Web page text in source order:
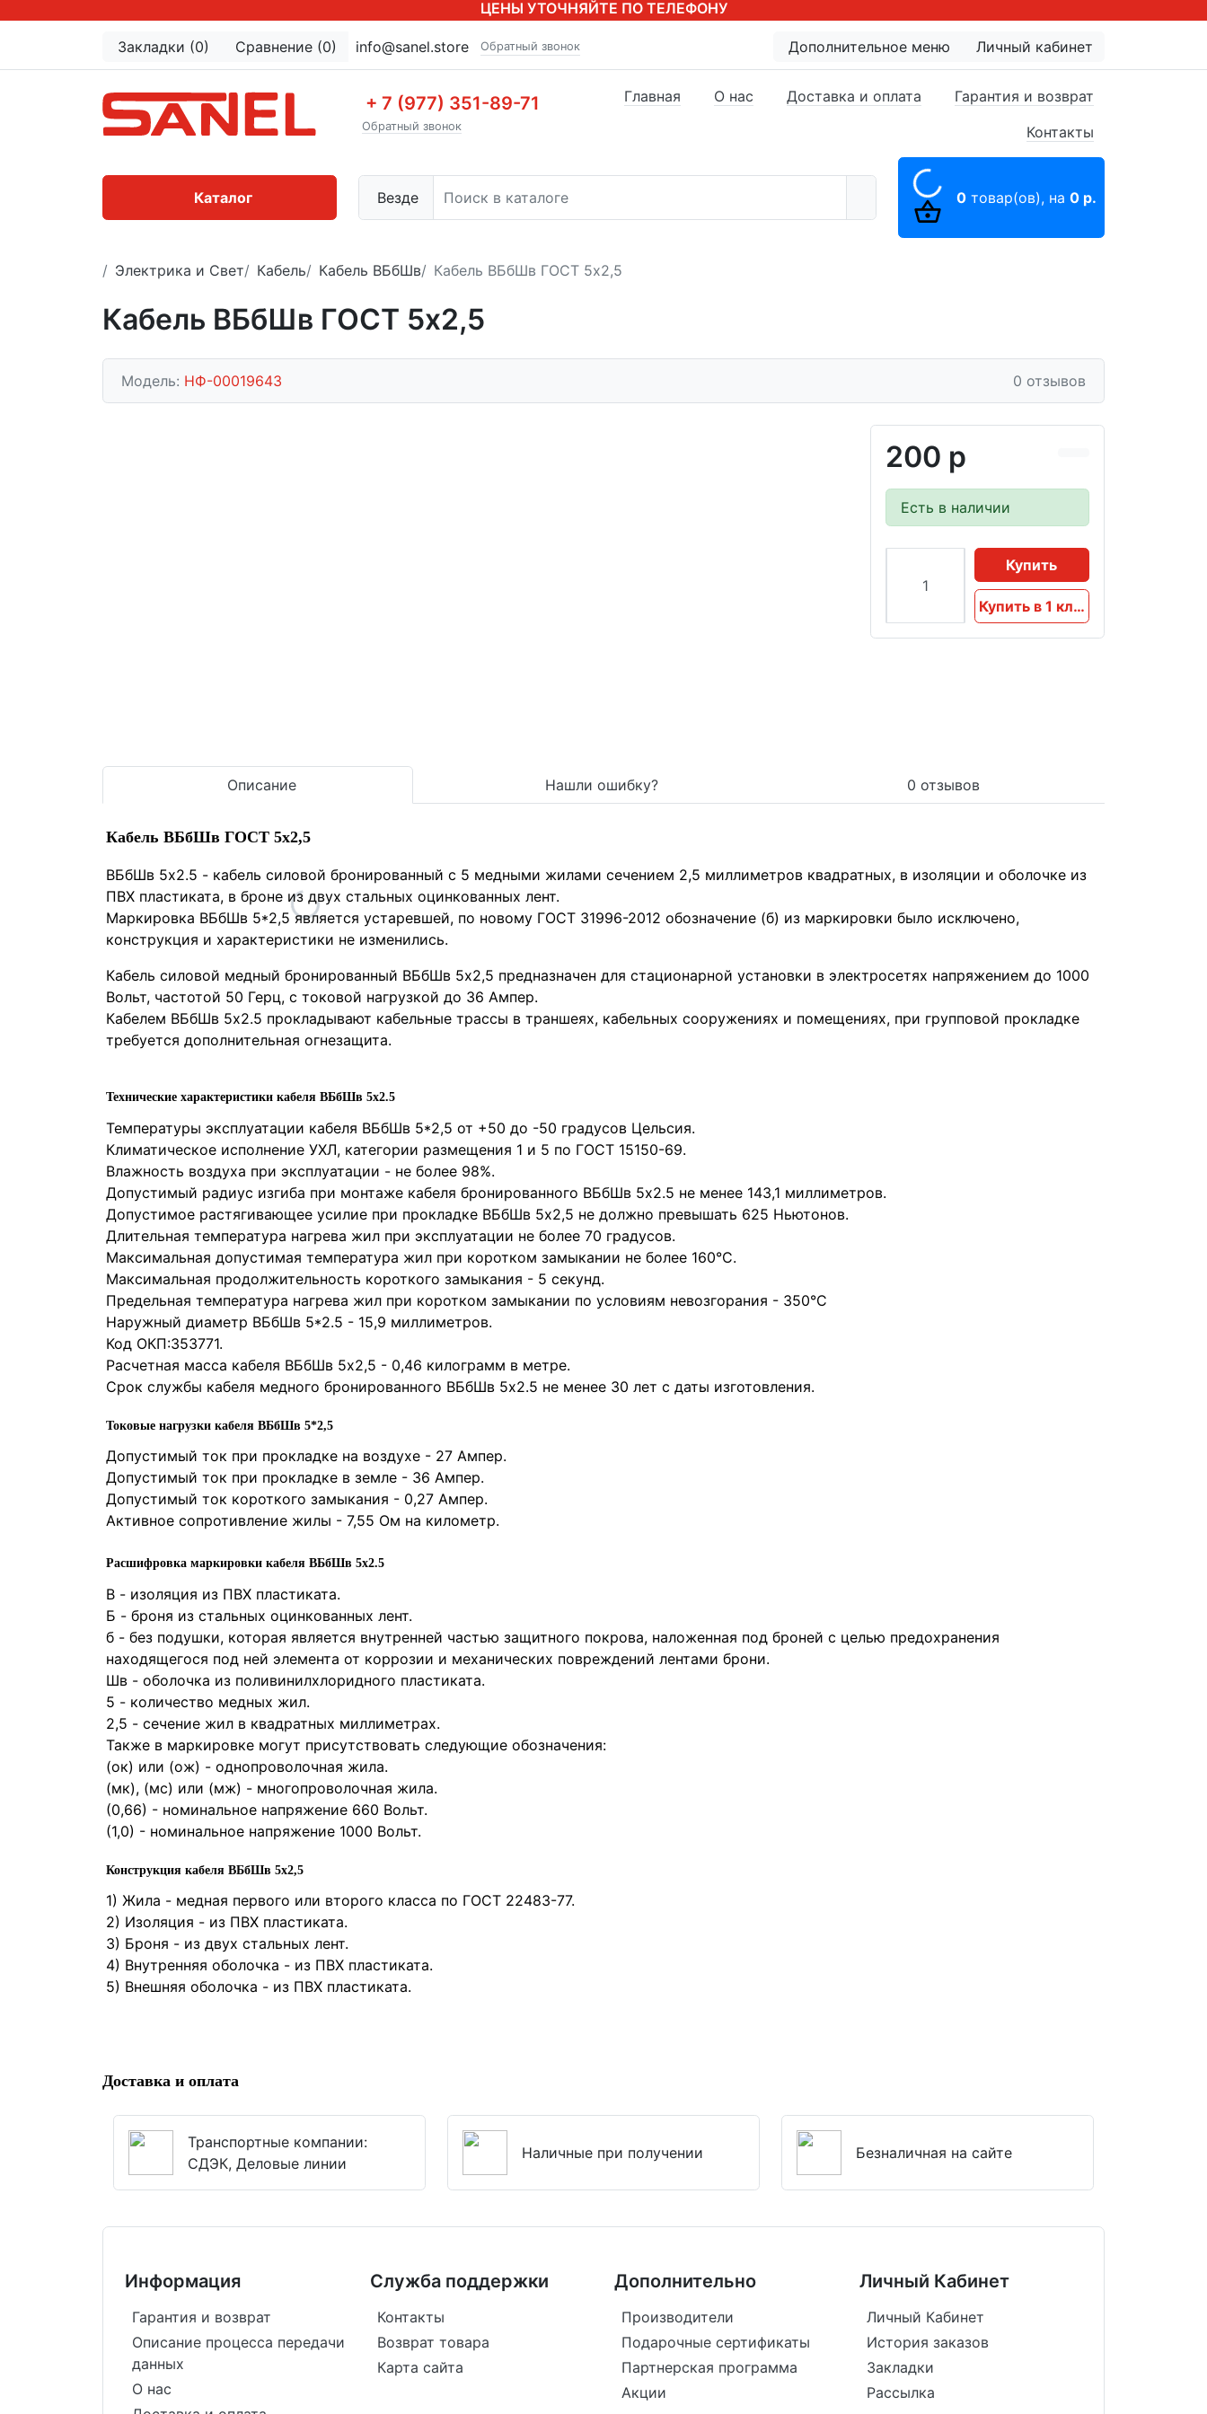
ЦЕНЫ УТОЧНЯЙТЕ ПО ТЕЛЕФОНУ
Закладки (0) Сравнение (0) info@sanel.store Обратный звонок Дополнительное меню Личный кабинет
+ 7 (977) 351-89-71
Обратный звонок
Везде
Главная О нас Доставка и оплата
Гарантия и возврат
Контакты
0 товар(ов), на 0 р.
Каталог
Электрика и Свет Кабель Кабель ВБбШв Кабель ВБбШв ГОСТ 5x2,5
Кабель ВБбШв ГОСТ 5x2,5
Модель: НФ-00019643 0 отзывов
200 р
Есть в наличии
Купить
Купить в 1 клик
Описание Нашли ошибку? 0 отзывов
Кабель ВБбШв ГОСТ 5x2,5
ВБбШв 5х2.5 - кабель силовой бронированный с 5 медными жилами сечением 2,5 миллиметров квадратных, в изоляции и оболочке из
ПВХ пластиката, в броне из двух стальных оцинкованных лент.
Маркировка ВБбШв 5*2,5 является устаревшей, по новому ГОСТ 31996-2012 обозначение (б) из маркировки было исключено,
конструкция и характеристики не изменились.
Кабель силовой медный бронированный ВБбШв 5х2,5 предназначен для стационарной установки в электросетях напряжением до 1000
Вольт, частотой 50 Герц, с токовой нагрузкой до 36 Ампер.
Кабелем ВБбШв 5х2.5 прокладывают кабельные трассы в траншеях, кабельных сооружениях и помещениях, при групповой прокладке
требуется дополнительная огнезащита.
Технические характеристики кабеля ВБбШв 5х2.5
Температуры эксплуатации кабеля ВБбШв 5*2,5 от +50 до -50 градусов Цельсия.
Климатическое исполнение УХЛ, категории размещения 1 и 5 по ГОСТ 15150-69.
Влажность воздуха при эксплуатации - не более 98%.
Допустимый радиус изгиба при монтаже кабеля бронированного ВБбШв 5х2.5 не менее 143,1 миллиметров.
Допустимое растягивающее усилие при прокладке ВБбШв 5х2,5 не должно превышать 625 Ньютонов.
Длительная температура нагрева жил при эксплуатации не более 70 градусов.
Максимальная допустимая температура жил при коротком замыкании не более 160°С.
Максимальная продолжительность короткого замыкания - 5 секунд.
Предельная температура нагрева жил при коротком замыкании по условиям невозгорания - 350°С
Наружный диаметр ВБбШв 5*2.5 - 15,9 миллиметров.
Код ОКП:353771.
Расчетная масса кабеля ВБбШв 5х2,5 - 0,46 килограмм в метре.
Срок службы кабеля медного бронированного ВБбШв 5х2.5 не менее 30 лет с даты изготовления.
Токовые нагрузки кабеля ВБбШв 5*2,5
Допустимый ток при прокладке на воздухе - 27 Ампер.
Допустимый ток при прокладке в земле - 36 Ампер.
Допустимый ток короткого замыкания - 0,27 Ампер.
Активное сопротивление жилы - 7,55 Ом на километр.
Расшифровка маркировки кабеля ВБбШв 5х2.5
В - изоляция из ПВХ пластиката.
Б - броня из стальных оцинкованных лент.
б - без подушки, которая является внутренней частью защитного покрова, наложенная под броней с целью предохранения
находящегося под ней элемента от коррозии и механических повреждений лентами брони.
Шв - оболочка из поливинилхлоридного пластиката.
5 - количество медных жил.
2,5 - сечение жил в квадратных миллиметрах.
Также в маркировке могут присутствовать следующие обозначения:
(ок) или (ож) - однопроволочная жила.
(мк), (мс) или (мж) - многопроволочная жила.
(0,66) - номинальное напряжение 660 Вольт.
(1,0) - номинальное напряжение 1000 Вольт.
Конструкция кабеля ВБбШв 5х2,5
1) Жила - медная первого или второго класса по ГОСТ 22483-77.
2) Изоляция - из ПВХ пластиката.
3) Броня - из двух стальных лент.
4) Внутренняя оболочка - из ПВХ пластиката.
5) Внешняя оболочка - из ПВХ пластиката.
Доставка и оплата
Транспортные компании:
СДЭК, Деловые линии
Наличные при получении Безналичная на сайте
Информация
Гарантия и возврат
Описание процесса передачи
данных
О нас
Служба поддержки
Контакты
Возврат товара
Карта сайта
Дополнительно
Производители
Подарочные сертификаты
Партнерская программа
Акции
Личный Кабинет
Личный Кабинет
История заказов
Закладки
Рассылка